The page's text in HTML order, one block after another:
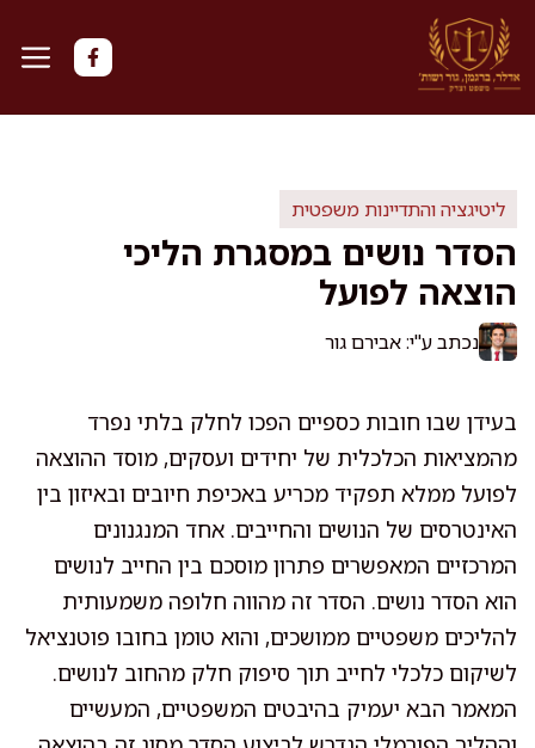
לדלג
לתוכן
ליטיגציה והתדיינות משפטית
הסדר נושים במסגרת הליכי
הוצאה לפועל
נכתב ע"י: אבירם גור
בעידן שבו חובות כספיים הפכו לחלק בלתי נפרד
מהמציאות הכלכלית של יחידים ועסקים, מוסד ההוצאה
לפועל ממלא תפקיד מכריע באכיפת חיובים ובאיזון בין
האינטרסים של הנושים והחייבים. אחד המנגנונים
המרכזיים המאפשרים פתרון מוסכם בין החייב לנושים
הוא הסדר נושים. הסדר זה מהווה חלופה משמעותית
להליכים משפטיים ממושכים, והוא טומן בחובו פוטנציאל
לשיקום כלכלי לחייב תוך סיפוק חלק מהחוב לנושים.
המאמר הבא יעמיק בהיבטים המשפטיים, המעשיים